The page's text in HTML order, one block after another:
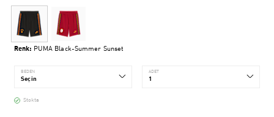
Renk: PUMA Black-Summer Sunset
BEDEN ADET
Stokta